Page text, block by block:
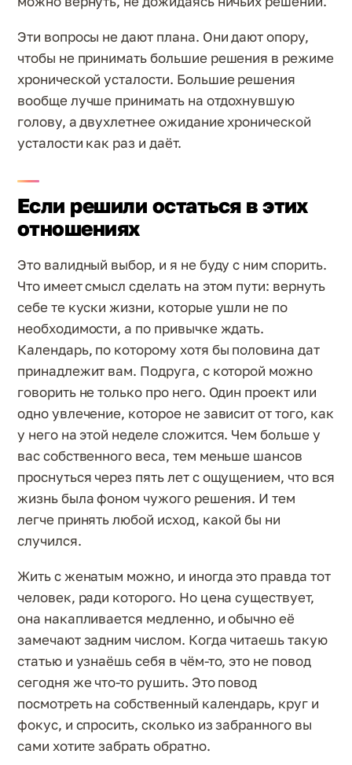
Эти вопросы не дают плана. Они дают опору,
чтобы не принимать большие решения в режиме
хронической усталости. Большие решения
вообще лучше принимать на отдохнувшую
голову, а двухлетнее ожидание хронической
усталости как раз и даёт.
Если решили остаться в этих
отношениях
Это валидный выбор, и я не буду с ним спорить.
Что имеет смысл сделать на этом пути: вернуть
себе те куски жизни, которые ушли не по
необходимости, а по привычке ждать.
Календарь, по которому хотя бы половина дат
принадлежит вам. Подруга, с которой можно
говорить не только про него. Один проект или
одно увлечение, которое не зависит от того, как
у него на этой неделе сложится. Чем больше у
вас собственного веса, тем меньше шансов
проснуться через пять лет с ощущением, что вся
жизнь была фоном чужого решения. И тем
легче принять любой исход, какой бы ни
случился.
Жить с женатым можно, и иногда это правда тот
человек, ради которого. Но цена существует,
она накапливается медленно, и обычно её
замечают задним числом. Когда читаешь такую
статью и узнаёшь себя в чём-то, это не повод
сегодня же что-то рушить. Это повод
посмотреть на собственный календарь, круг и
фокус, и спросить, сколько из забранного вы
сами хотите забрать обратно.